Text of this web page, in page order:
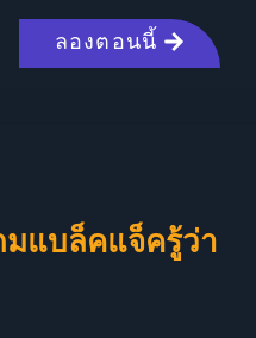
ลองตอนนี้
มแบล็คแจ็ครู้ว่า